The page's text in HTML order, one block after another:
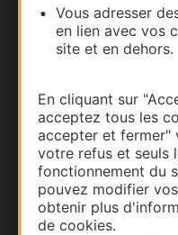
Vous adresser
en lien avec vos
site et en dehors.
En cliquant sur
acceptez tous les
accepter et fermer"
votre refus et seuls
fonctionnement du
pouvez modifier
obtenir plus
de cookies.
Nous contacter
Carte interactive
Documentation